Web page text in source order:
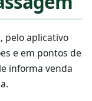
pelo aplicativo
e em pontos de
informa venda